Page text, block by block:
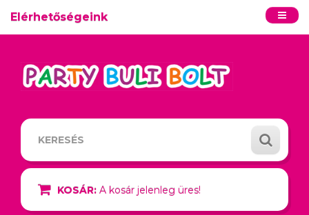
Elérhetőségeink
KOSÁR: A kosár jelenleg üres!